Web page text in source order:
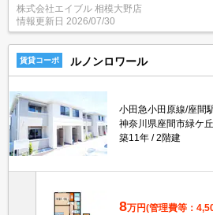
生活のスタートはここから。あなたの
礼金なし。
株式会社エイブル 相模大野店
情報更新日 2026/07/30
賃貸コーポ ルノンロワール
小田急小田原線/座間
神奈川県座間市緑ケ
築11年
2階建
8万円(管理費等：